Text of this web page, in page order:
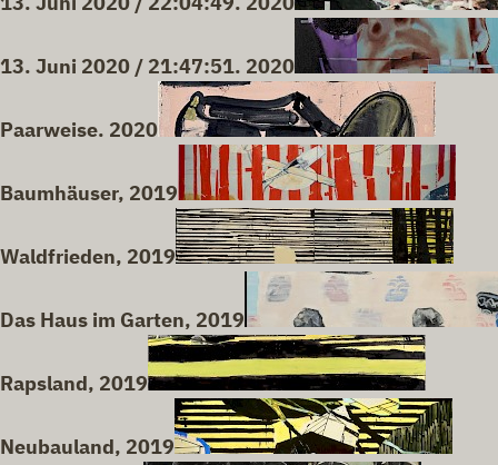
13. Juni 2020 / 21:47:51. 2020
Paarweise. 2020
Baumhäuser, 2019
Waldfrieden, 2019
Das Haus im Garten, 2019
Rapsland, 2019
Neubauland, 2019